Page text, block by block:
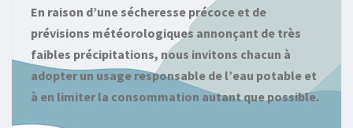
En raison d’une sécheresse précoce et de
prévisions météorologiques annonçant de très
faibles précipitations, nous invitons chacun à
adopter un usage responsable de l’eau potable et
à en limiter la consommation autant que possible.